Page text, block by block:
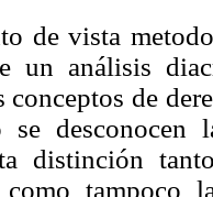
de vista
un análisis
conceptos de
desconocen
distinción
como tampoco